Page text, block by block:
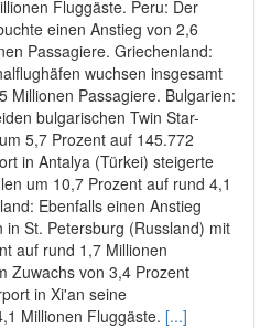
Fluggäste. Peru: Der
einen Anstieg von 2,6
Passagiere. Griechenland:
wuchsen insgesamt
Millionen Passagiere. Bulgarien:
bulgarischen Twin Star-
5,7 Prozent auf 145.772
in Antalya (Türkei) steigerte
um 10,7 Prozent auf rund 4,1
Ebenfalls einen Anstieg
St. Petersburg (Russland) mit
auf rund 1,7 Millionen
Zuwachs von 3,4 Prozent
in Xi'an seine
Millionen Fluggäste. [...]